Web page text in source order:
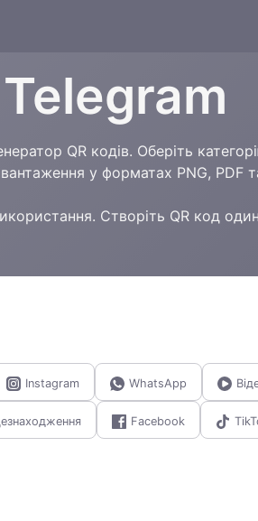
QR кодів. Оберіть
у форматах PNG, PDF
Створіть QR код
Instagram WhatsApp
Facebook